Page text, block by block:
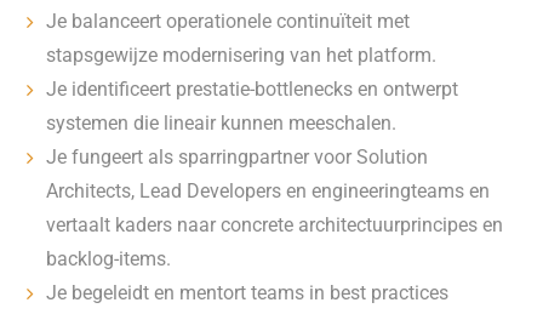
Je balanceert operationele continuïteit met
stapsgewijze modernisering van het platform.
Je identificeert prestatie-bottlenecks en ontwerpt
systemen die lineair kunnen meeschalen.
Je fungeert als sparringpartner voor Solution
Architects, Lead Developers en engineeringteams en
vertaalt kaders naar concrete architectuurprincipes en
backlog-items.
Je begeleidt en mentort teams in best practices